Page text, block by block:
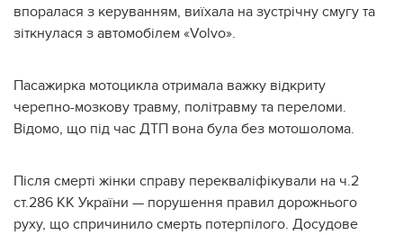
впоралася з керуванням, виїхала на зустрічну смугу та
зіткнулася з автомобілем «Volvo».
Пасажирка мотоцикла отримала важку відкриту
черепно-мозкову травму, політравму та переломи.
Відомо, що під час ДТП вона була без мотошолома.
Після смерті жінки справу перекваліфікували на ч.2
ст.286 КК України — порушення правил дорожнього
руху, що спричинило смерть потерпілого. Досудове